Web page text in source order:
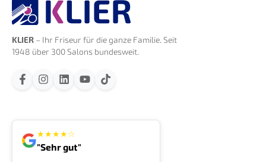
KLIER – Ihr Friseur für die ganze Familie. Seit
1948 über 300 Salons bundesweit.
★★★★☆
"Sehr gut"